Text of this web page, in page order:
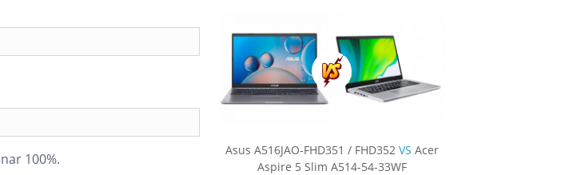
100%.
Asus A516JAO-FHD351 / FHD352 VS Acer
Aspire 5 Slim A514-54-33WF